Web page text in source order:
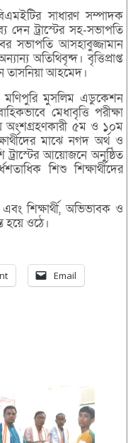
সাধারণ সম্পাদক
দেন ট্রাস্টের সহ-সভাপতি
সভাপতি আসহাবুজ্জামান
অতিথিবৃন্দ। বৃত্তিপ্রাপ্ত
তাসনিয়া আহমেদ।
মণিপুরি মুসলিম এডুকেশন
মেধাবৃত্তি পরীক্ষা
৫ম ও ১০ম
মাঝে নগদ অর্থ ও
ট্রাস্টের আয়োজনে অনুষ্ঠিত
শিশু শিক্ষার্থীদের
শিক্ষার্থী, অভিভাবক ও
হয়ে ওঠে।
Email